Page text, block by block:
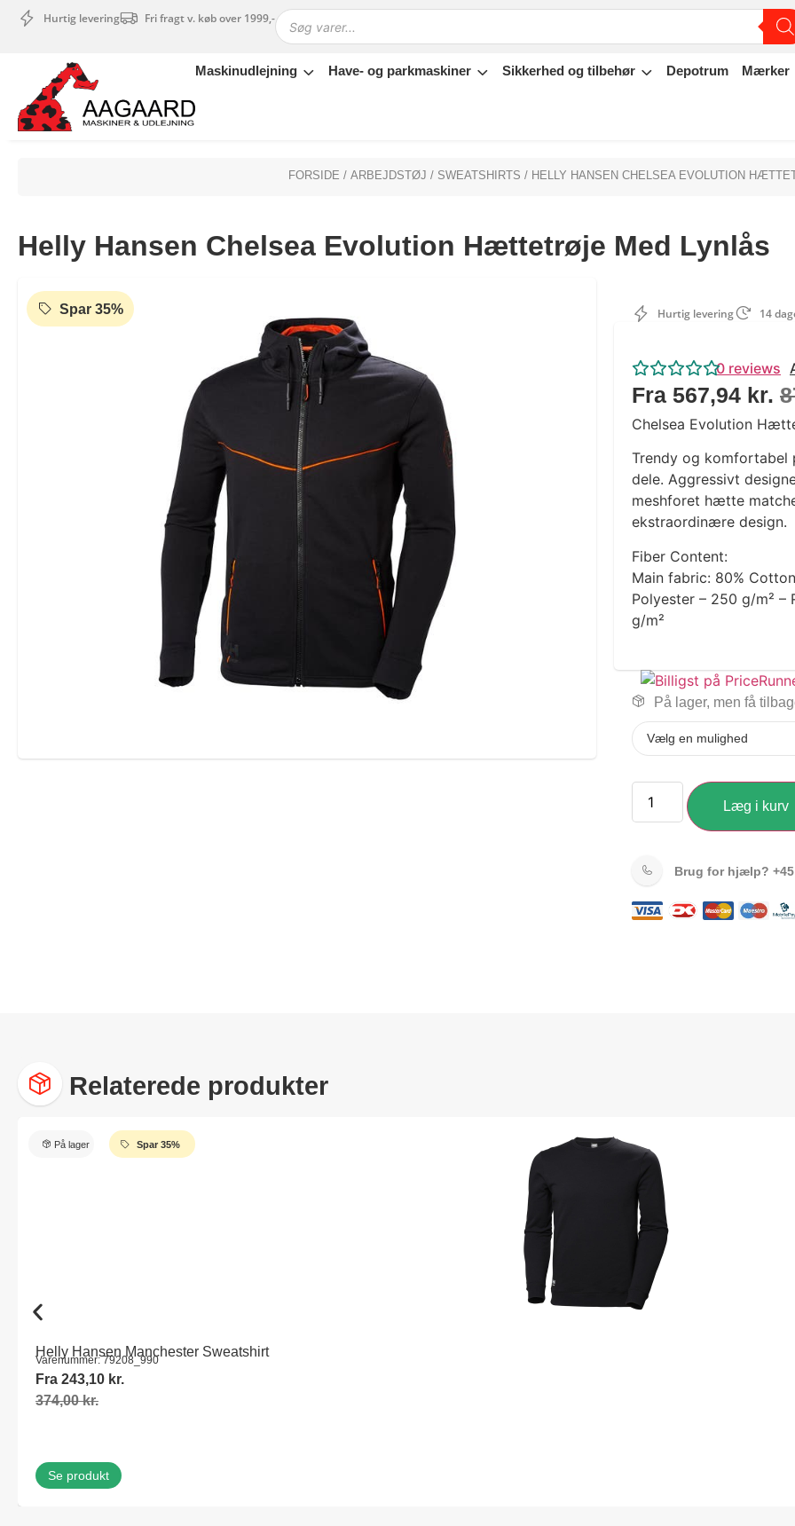
Hurtig levering Fri fragt v. køb over 1999,-
Maskinudlejning Have- og parkmaskiner Sikkerhed og tilbehør Depotrum Mærker
Maskinudlejning
Have- og parkmaskiner
Sikkerhed og tilbehør
Outlet
Tips og tricks
4.4 Google Reviews
4.7 Trustpilot
FORSIDE / ARBEJDSTØJ / SWEATSHIRTS / HELLY HANSEN CHELSEA EVOLUTION
Helly Hansen Chelsea Evolution Hættetrøje Med Lynlås
Spar 35% Hurtig levering 14
0 reviews
Fra 567,94 kr.
Chelsea Evolution
Trendy og komfortabel
dele. Aggressivt
meshforet hætte
ekstraordinære design.
Fiber Content:
Main fabric: 80%
Polyester – 250 g/m² –
g/m²
På lager, men få
Læg i kurv
Brug for hjælp?
Relaterede produkter
På lager Spar 35%
Helly Hansen Manchester Sweatshirt
Varenummer: 79208_990
Fra 243,10 kr.
374,00kr.
Se produkt